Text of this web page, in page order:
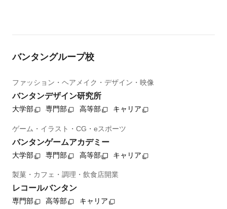
バンタングループ校
ファッション・ヘアメイク・デザイン・映像
バンタンデザイン研究所
大学部 専門部 高等部 キャリア
ゲーム・イラスト・CG・eスポーツ
バンタンゲームアカデミー
大学部 専門部 高等部 キャリア
製菓・カフェ・調理・飲食店開業
レコールバンタン
専門部 高等部 キャリア